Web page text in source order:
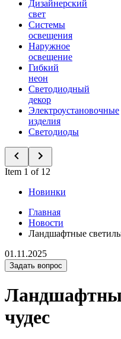
Дизайнерский
свет
Системы
освещения
Наружное
освещение
Гибкий
неон
Светодиодный
декор
Электроустановочные
изделия
Светодиоды
Item 1 of 12
Новинки
Главная
Новости
Ландшафтные
01.11.2025
Задать вопрос
чудес